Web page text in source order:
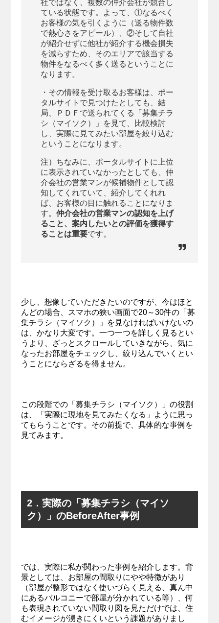
社ではなく、複数の仲介会社が競合し
ている状態です。よって、①なるべく
お客様の気を引くように（送る物件数
で熱心さをアピール）、②そして自社
が紹介せずに他社が紹介する機会損失
を減らすため、そのエリアで該当する
物件をなるべく多く送るということに
なります。
・その情報を受け取るお客様は、ポー
タルサイトで見つけたとしても、結
局、ＰＤＦで送られてくる「募集チラ
シ（マイソク）」を見て、比較検討
し、実際に見てみたい部屋を絞り込む
ということになります。
注）ちなみに、ポータルサイトに上位
に表示されていなかったとしても、仲
介会社の営業マンが候補物件として認
知してくれていて、紹介してくれれ
ば、お客様の目に触れることになりま
す。仲介会社の営業マンの認知を上げ
ること、案内したいとの評価を獲得す
ることは重要です。
少し、想像していただきたいのですが、今はほと
んどの場合、スマホの狭い画面で20～30件の「募
集チラシ（マイソク）」を見なければいけないの
は、かなり大変です。一つ一つを詳しく見るとい
うより、ざっとスクロールしていきながら、気に
なったお部屋をチェックし、絞り込んでいくとい
うことにならざるを得ません。
この段階での「募集チラシ（マイソク）」の役割
は、「実際に現地を見てみたくなる」ように思っ
てもらうことです。その前提で、具体的な事例を
見てみます。
2．実際の「募集チラシ（マイソ
ク）」のBeforeAfter事例
では、実際に私が関わった事例を紹介します。背
景としては、お部屋の間取りにやや特徴があり
（部屋が整形ではなく使いづらく見える、真ん中
にあるバルコニーで部屋が分かれている等）、何
も表現されていない間取り図を見ただけでは、住
むイメージが湧きにくいという課題がありまし